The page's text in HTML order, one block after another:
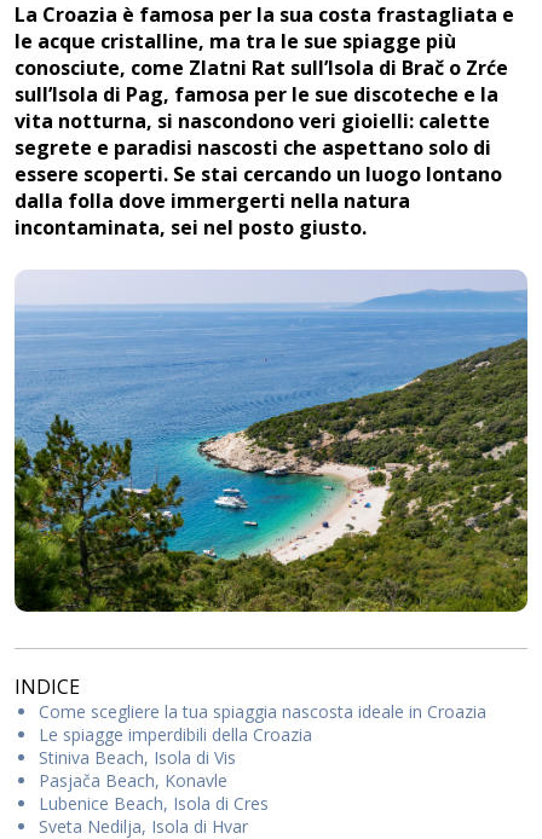
La Croazia è famosa per la sua costa frastagliata e
le acque cristalline, ma tra le sue spiagge più
conosciute, come Zlatni Rat sull’Isola di Brač o Zrće
sull’Isola di Pag, famosa per le sue discoteche e la
vita notturna, si nascondono veri gioielli: calette
segrete e paradisi nascosti che aspettano solo di
essere scoperti. Se stai cercando un luogo lontano
dalla folla dove immergerti nella natura
incontaminata, sei nel posto giusto.
INDICE
Come scegliere la tua spiaggia nascosta ideale in Croazia
Le spiagge imperdibili della Croazia
Stiniva Beach, Isola di Vis
Pasjača Beach, Konavle
Lubenice Beach, Isola di Cres
Sveta Nedilja, Isola di Hvar